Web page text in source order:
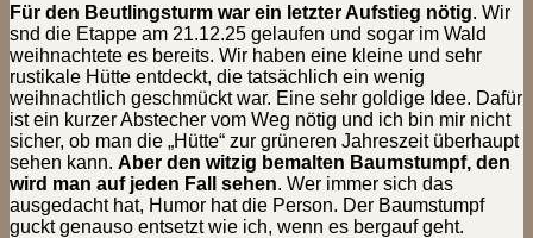
Für den Beutlingsturm war ein letzter Aufstieg nötig. Wir
snd die Etappe am 21.12.25 gelaufen und sogar im Wald
weihnachtete es bereits. Wir haben eine kleine und sehr
rustikale Hütte entdeckt, die tatsächlich ein wenig
weihnachtlich geschmückt war. Eine sehr goldige Idee. Dafür
ist ein kurzer Abstecher vom Weg nötig und ich bin mir nicht
sicher, ob man die „Hütte“ zur grüneren Jahreszeit überhaupt
sehen kann. Aber den witzig bemalten Baumstumpf, den
wird man auf jeden Fall sehen. Wer immer sich das
ausgedacht hat, Humor hat die Person. Der Baumstumpf
guckt genauso entsetzt wie ich, wenn es bergauf geht.